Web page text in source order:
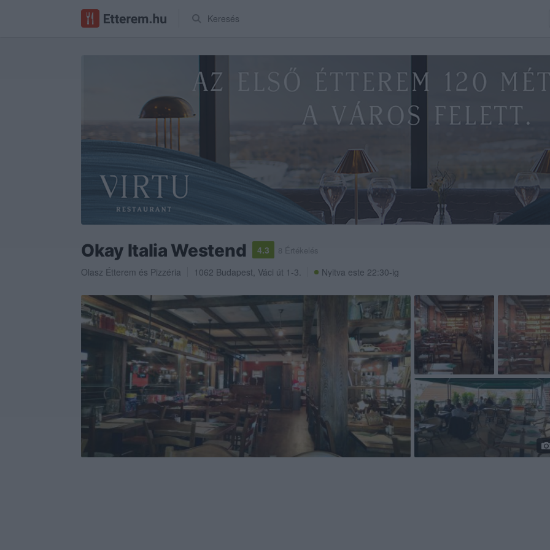
Keresés
Okay Italia Westend 4.3 8 Értékelés
Olasz Étterem és Pizzéria 1062 Budapest, Váci út 1-3. Nyitva este 22:30-ig